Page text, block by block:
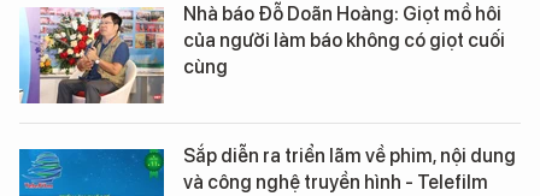
Nhà báo Đỗ Doãn Hoàng: Giọt mồ hôi
của người làm báo không có giọt cuối
cùng
Sắp diễn ra triển lãm về phim, nội dung
và công nghệ truyền hình - Telefilm